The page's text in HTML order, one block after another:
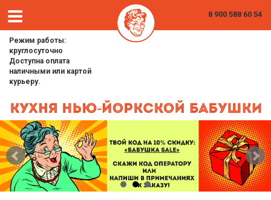
8 900 588 60 54
Режим работы:
круглосуточно
Доступна оплата
наличными или картой
курьеру.